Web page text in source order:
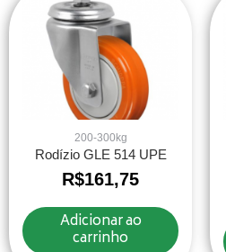
200-300kg
Rodízio GLE 514 UPE
R$161,75
Adicionar ao
carrinho